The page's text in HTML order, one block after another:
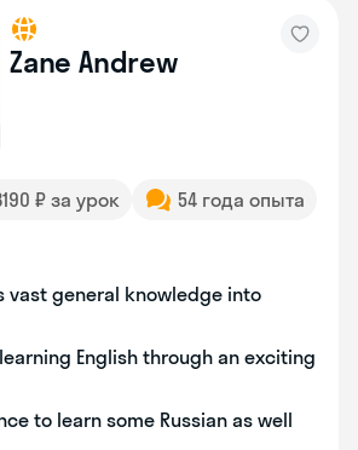
Zane Andrew
₽ за урок
54 года опыта
vast general knowledge into
English through an exciting
to learn some Russian as well